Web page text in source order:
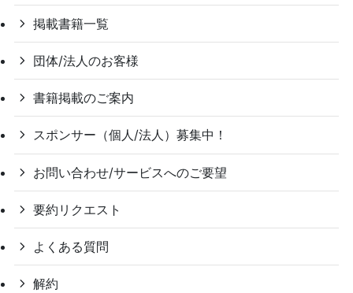
掲載書籍一覧
団体/法人のお客様
書籍掲載のご案内
スポンサー（個人/法人）募集中！
お問い合わせ/サービスへのご要望
要約リクエスト
よくある質問
解約